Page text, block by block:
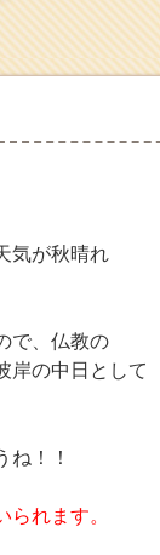
気が秋晴れ
で、仏教の
岸の中日として
ね！！
れます。